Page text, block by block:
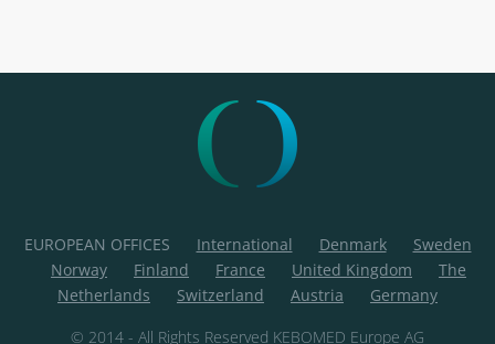
EUROPEAN OFFICES International Denmark
Sweden
Norway
Finland France United Kingdom
The
Netherlands
Switzerland Austria
Germany
© 2014 - All Rights Reserved KEBOMED Europe AG